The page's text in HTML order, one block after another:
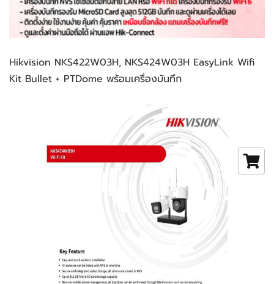
Hikvision NKS422W03H, NKS424W03H EasyLink Wifi
Kit Bullet + PTDome พร้อมเครื่องบันทึก